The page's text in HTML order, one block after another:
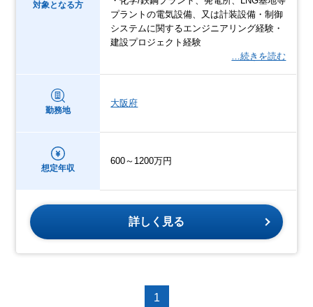
対象となる方
プラントの電気設備、又は計装設備・制御
システムに関するエンジニアリング経験・
建設プロジェクト経験
…続きを読む
勤務地
大阪府
想定年収
600～1200万円
詳しく見る
1